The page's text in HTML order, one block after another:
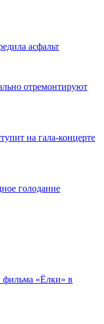
асфальт
отремонтируют
на гала-концерте
голодание
фильма «Ёлки» в